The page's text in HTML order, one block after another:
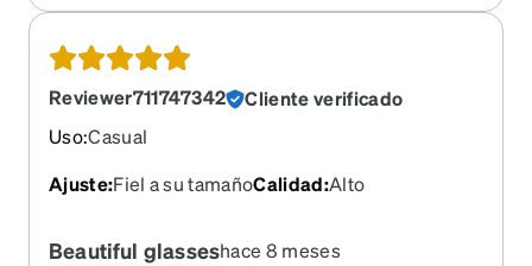
Reviewer711747342
Cliente verificado
Uso:Casual
Ajuste:Fiel a su tamañoCalidad:Alto
Beautiful glasseshace 8 meses